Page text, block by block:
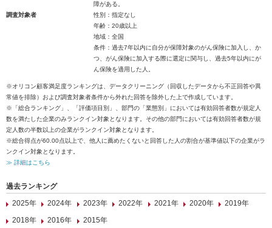
障がある。
調査対象者
性別：指定なし
年齢：20歳以上
地域：全国
条件：過去7年以内に自分が保障対象のがん保険に加入し、か
つ、がん保険に加入する際に選定に関与し、過去5年以内にが
ん保険を適用した人。
※オリコン顧客満足度ランキングは、データクリーニング（回収したデータから不正回答や異
常値を排除）および調査対象者条件から外れた回答を除外した上で作成しています。
※「総合ランキング」、「評価項目別」、部門の「業態別」においては有効回答者数が規定人
数を満たした企業のみランクイン対象となります。その他の部門においては有効回答者数が規
定人数の半数以上の企業がランクイン対象となります。
※総合得点が60.00点以上で、他人に薦めたくないと回答した人の割合が基準値以下の企業がラ
ンクイン対象となります。
≫ 詳細はこちら
過去ランキング
2025年
2024年 2023年 2022年 2021年 2020年
2019年
2018年
2016年 2015年